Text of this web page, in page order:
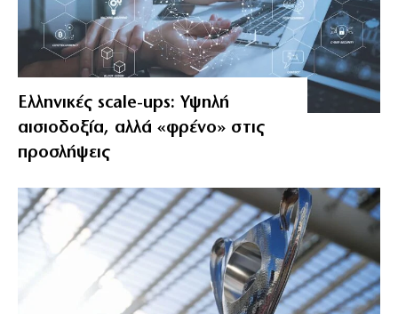
Ελληνικές scale-ups: Υψηλή
αισιοδοξία, αλλά «φρένο» στις
προσλήψεις